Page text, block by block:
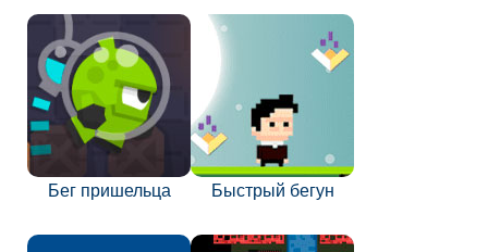
Бег пришельца Быстрый бегун